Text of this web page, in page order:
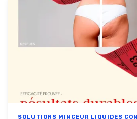
SOLUTIONS MINCEUR LIQUIDES